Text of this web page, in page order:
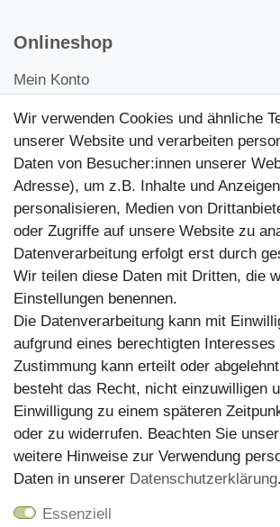
Onlineshop
Mein Konto
Kontakt
Kundenretouren
Reparaturservice
Zahlungsarten
Versand
Wir verwenden Cookies und ähnliche
unserer Website und verarbeiten
Daten von Besucher:innen unserer
Adresse), um z.B. Inhalte und
personalisieren, Medien von
oder Zugriffe auf unsere Website zu
Datenverarbeitung erfolgt erst durch
Wir teilen diese Daten mit Dritten, die
Einstellungen benennen.
Die Datenverarbeitung kann mit
aufgrund eines berechtigten
Zustimmung kann erteilt oder
besteht das Recht, nicht einzuwilligen
Einwilligung zu einem späteren
oder zu widerrufen. Beachten Sie unser
weitere Hinweise zur Verwendung
Daten in unserer Daten­schutz­erklärung.
Essenziell